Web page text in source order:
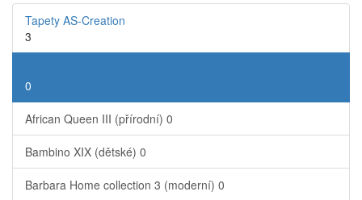
Tapety AS-Creation
3
0
African Queen III (přírodní) 0
Bambino XIX (dětské) 0
Barbara Home collection 3 (moderní) 0